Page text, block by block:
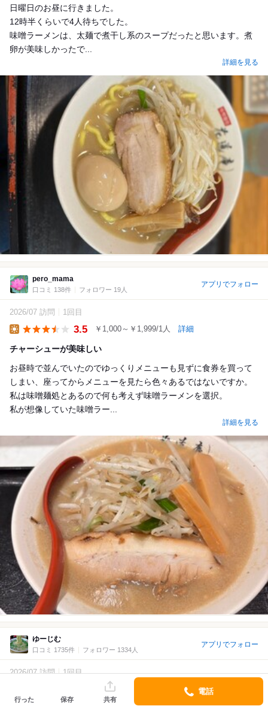
日曜日のお昼に行きました。
12時半くらいで4人待ちでした。
味噌ラーメンは、太麺で煮干し系のスープだったと思います。煮
卵が美味しかったで...
詳細を見る
pero_mama
口コミ 138件 フォロワー 19人
アプリでフォロー
2026/07 訪問 1回目
3.5 ￥1,000～￥1,999/1人 詳細
チャーシューが美味しい
お昼時で並んでいたのでゆっくりメニューも見ずに食券を買って
しまい、座ってからメニューを見たら色々あるではないですか。
私は味噌麺処とあるので何も考えず味噌ラーメンを選択。
私が想像していた味噌ラー...
詳細を見る
ゆーじむ
口コミ 1735件 フォロワー 1334人
アプリでフォロー
2026/07 訪問 1回目
Lunch
￥1,000～￥1,999/1人 詳細
行った 保存 共有
電話